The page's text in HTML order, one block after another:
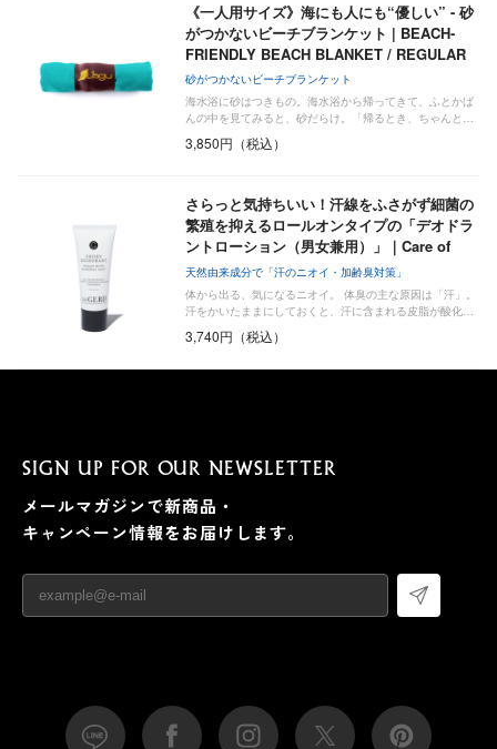
《一人用サイズ》海にも人にも“優しい” - 砂
がつかないビーチブランケット | BEACH-
FRIENDLY BEACH BLANKET / REGULAR
砂がつかないビーチブランケット
海水浴に砂はつきもの。海水浴から帰ってきて、ふとかば
んの中を見てみると、砂だらけ。「帰るとき、ちゃんと…
3,850円（税込）
さらっと気持ちいい！汗線をふさがず細菌の
繁殖を抑えるロールオンタイプの「デオドラ
ントローション（男女兼用）」｜Care of
G…
天然由来成分で「汗のニオイ・加齢臭対策」
体から出る、気になるニオイ。 体臭の主な原因は「汗」。
汗をかいたままにしておくと、汗に含まれる皮脂が酸化…
3,740円（税込）
SIGN UP FOR OUR NEWSLETTER
メールマガジンで新商品・
キャンペーン情報をお届けします。